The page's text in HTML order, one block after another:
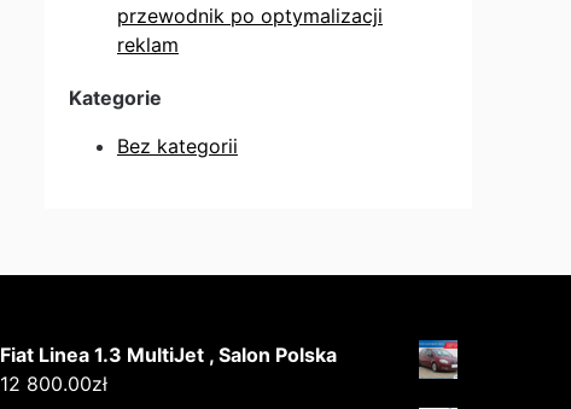
przewodnik po optymalizacji
reklam
Kategorie
Bez kategorii
Fiat Linea 1.3 MultiJet , Salon Polska
12 800.00zł